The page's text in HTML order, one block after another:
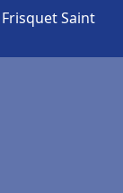
Saint